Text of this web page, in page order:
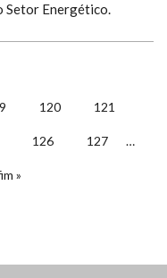
Setor Energético.
120 121
126 127 …
»